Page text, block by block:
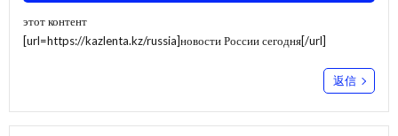
этот контент
[url=https://kazlenta.kz/russia]новости России сегодня[/url]
返信